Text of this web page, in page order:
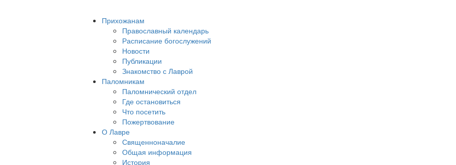
Прихожанам
Православный календарь
Расписание богослужений
Новости
Публикации
Знакомство с Лаврой
Паломникам
Паломнический отдел
Где остановиться
Что посетить
Пожертвование
О Лавре
Священноначалие
Общая информация
История